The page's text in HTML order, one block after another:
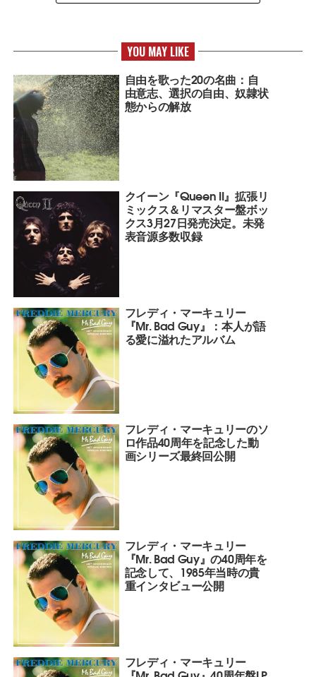
YOU MAY LIKE
自由を歌った20の名曲：自
由意志、選択の自由、奴隷状
態からの解放
クイーン『Queen II』拡張リ
ミックス＆リマスター盤ボッ
クス3月27日発売決定。未発
表音源多数収録
フレディ・マーキュリー
『Mr. Bad Guy』：本人が語
る愛に溢れたアルバム
フレディ・マーキュリーのソ
ロ作品40周年を記念した動
画シリーズ最終回公開
フレディ・マーキュリー
『Mr. Bad Guy』の40周年を
記念して、1985年当時の貴
重インタビュー公開
フレディ・マーキュリー